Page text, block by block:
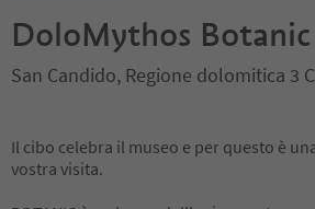
DoloMythos Botanic
San Candido, Regione dolomitica 3
Il cibo celebra il museo e per questo è
vostra visita.